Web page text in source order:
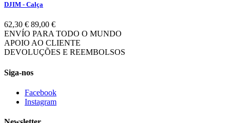
DJIM - Calça
62,30 € 89,00 €
ENVÍO PARA TODO O MUNDO
APOIO AO CLIENTE
DEVOLUÇÕES E REEMBOLSOS
Siga-nos
Facebook
Instagram